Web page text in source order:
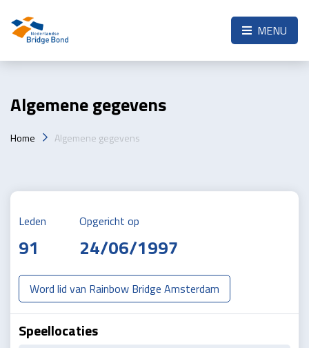
MENU
Algemene gegevens
Home Algemene gegevens
Leden
91
Opgericht op
24/06/1997
Word lid van Rainbow Bridge Amsterdam
Speellocaties